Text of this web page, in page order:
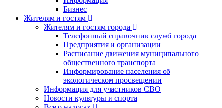
Бизнес
Жителям и гостям
Жителям и гостям города
Телефонный справочник служб города
Предприятия и организации
Расписание движения муниципального
общественного транспорта
Информирование населения об
экологическом просвещении
Информация для участников СВО
Новости культуры и спорта